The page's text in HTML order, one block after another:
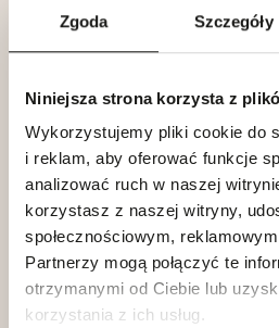
Zgoda Szczegóły
Niniejsza strona korzysta z
Wykorzystujemy pliki cookie do
i reklam, aby oferować funkcje
analizować ruch w naszej
korzystasz z naszej witryny,
społecznościowym,
Partnerzy mogą połączyć te
otrzymanymi od Ciebie lub
korzystania z ich usług.
Klub dla Przyjaciół
Kariera
Blog